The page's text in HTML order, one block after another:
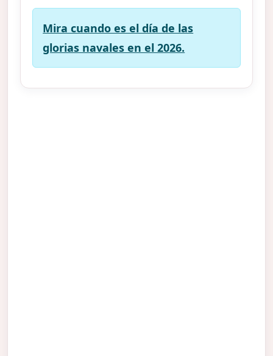
Mira cuando es el día de las
glorias navales en el 2026.